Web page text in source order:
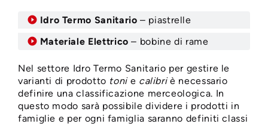
Idro Termo Sanitario – piastrelle
Materiale Elettrico – bobine di rame
Nel settore Idro Termo Sanitario per gestire le
varianti di prodotto tonie calibriè necessario
definire una classificazione merceologica. In
questo modo sarà possibile dividere i prodotti in
famiglie e per ogni famiglia saranno definiti classi